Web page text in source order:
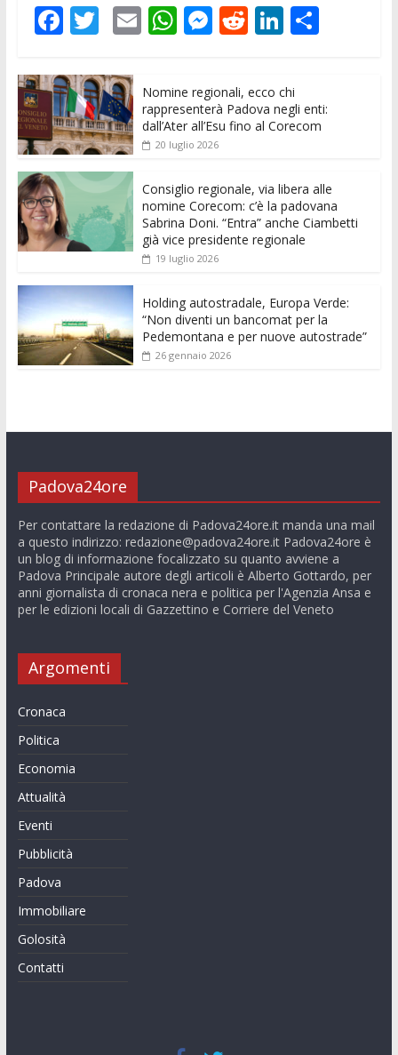
F
e
b
o
o
k
T
itt
er
E
l
W
s
A
p
p
M
ss
e
n
er
R
di
t
Li
k
e
dI
C
di
vi
Nomine regionali, ecco chi
rappresenterà Padova negli enti:
dall’Ater all’Esu fino al Corecom
20 luglio 2026
Consiglio regionale, via libera alle
nomine Corecom: c’è la padovana
Sabrina Doni. “Entra” anche Ciambetti
già vice presidente regionale
19 luglio 2026
Holding autostradale, Europa Verde:
“Non diventi un bancomat per la
Pedemontana e per nuove autostrade”
26 gennaio 2026
Padova24ore
Per contattare la redazione di Padova24ore.it manda una mail
a questo indirizzo: redazione@padova24ore.itPadova24ore è
un blog di informazione focalizzato su quanto avviene a
Padova Principale autore degli articoli è Alberto Gottardo, per
anni giornalista di cronaca nera e politica per l'Agenzia Ansa e
per le edizioni locali di Gazzettino e Corriere del Veneto
Argomenti
Cronaca
Politica
Economia
Attualità
Eventi
Pubblicità
Padova
Immobiliare
Golosità
Contatti